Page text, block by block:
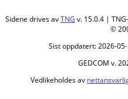
Sidene drives avTNG v. 15.0.4 |
©
Sist oppdatert: 2026-
GEDCOM v.
Vedlikeholdes av